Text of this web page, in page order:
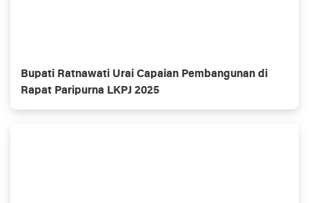
Bupati Ratnawati Urai Capaian Pembangunan di
Rapat Paripurna LKPJ 2025